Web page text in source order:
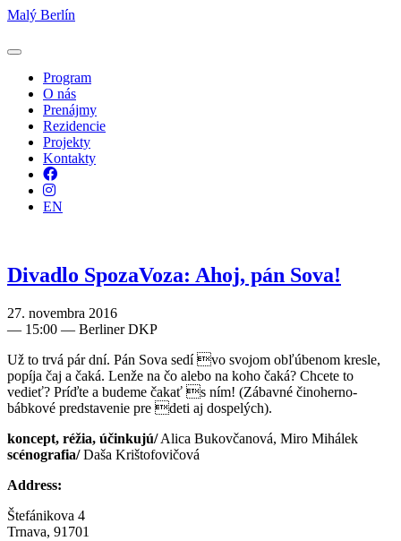
Malý Berlín
Program
O nás
Prenájmy
Rezidencie
Projekty
Kontakty
Facebook
Instagram
EN
Divadlo SpozaVoza: Ahoj, pán Sova!
27. novembra 2016
— 15:00 — Berliner DKP
Už to trvá pár dní. Pán Sova sedí vo svojom obľúbenom kresle,
popíja čaj a čaká. Lenže na čo alebo na koho čaká? Chcete to
vedieť? Príďte a budeme čakať s ním! (Zábavné činoherno-
bábkové predstavenie pre deti aj dospelých).
koncept, réžia, účinkujú/Alica Bukovčanová, Miro Mihálek
scénografia/Daša Krištofovičová
Address:
Štefánikova 4
Trnava, 91701